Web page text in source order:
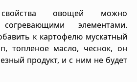
овощей можно
согревающими элементами.
к картофелю мускатный
топленое масло, чеснок, он
продукт, и с ним не будет